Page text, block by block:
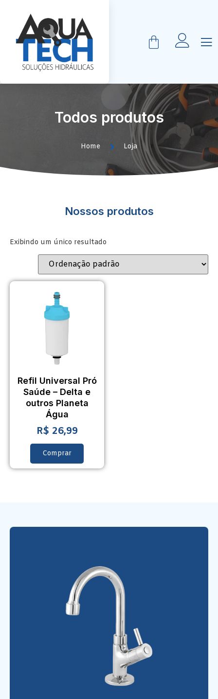
Todos produtos
Home Loja
Nossos produtos
Exibindo um único resultado
Refil Universal Pró
Saúde – Delta e
outros Planeta
Água
R$ 26,99
Comprar